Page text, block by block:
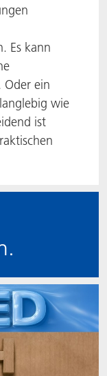
Es kann
ein
wie
ist